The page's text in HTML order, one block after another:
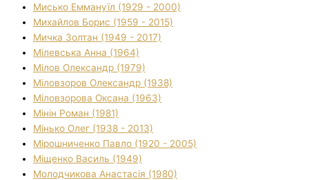
Мисько Еммануїл (1929 - 2000)
Михайлов Борис (1959 - 2015)
Мичка Золтан (1949 - 2017)
Мілевська Анна (1964)
Мілов Олександр (1979)
Міловзоров Олександр (1938)
Міловзорова Оксана (1963)
Мінін Роман (1981)
Мінько Олег (1938 - 2013)
Мірошниченко Павло (1920 - 2005)
Міщенко Василь (1949)
Молодчикова Анастасія (1980)